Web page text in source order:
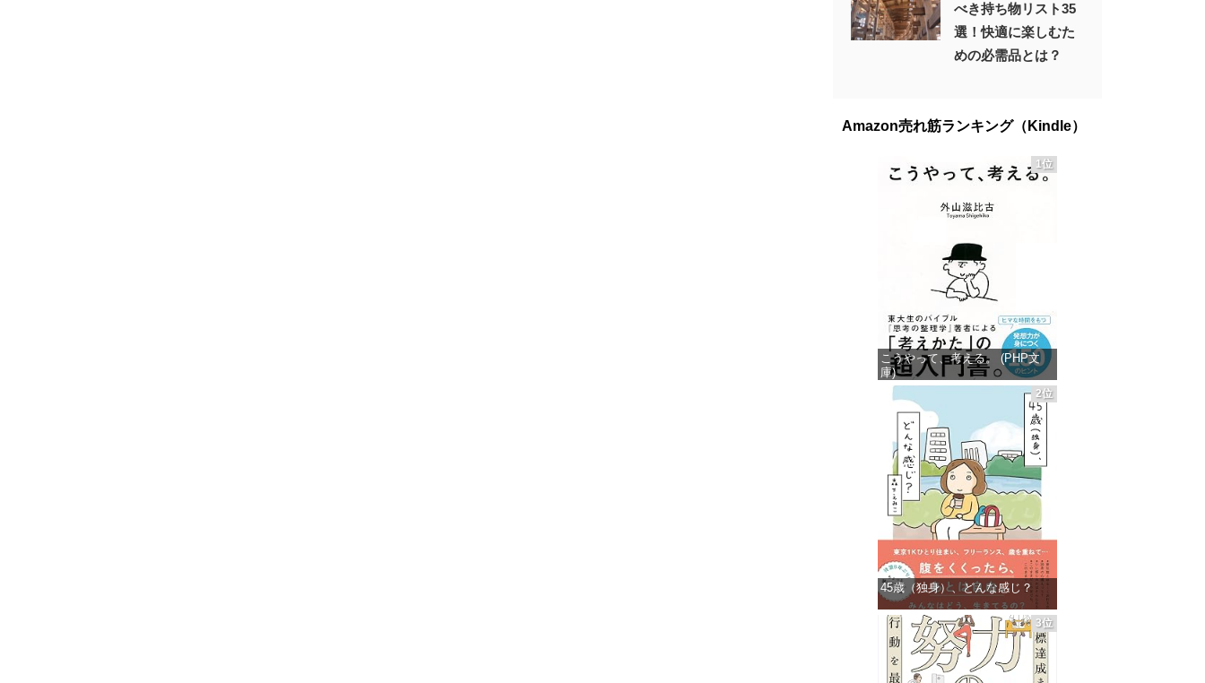
べき持ち物リスト35
選！快適に楽しむた
めの必需品とは？
Amazon売れ筋ランキング（Kindle）
1位
こうやって、考える。 (PHP文
庫)
価格：¥649
2位
45歳（独身）、どんな感じ？
価格：¥715
3位